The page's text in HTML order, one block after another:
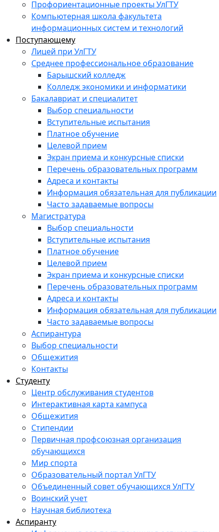
Профориентационные проекты УлГТУ
Компьютерная школа факультета
информационных систем и технологий
Поступающему
Лицей при УлГТУ
Среднее профессиональное образование
Барышский колледж
Колледж экономики и информатики
Бакалавриат и специалитет
Выбор специальности
Вступительные испытания
Платное обучение
Целевой прием
Экран приема и конкурсные списки
Перечень образовательных программ
Адреса и контакты
Информация обязательная для публикации
Часто задаваемые вопросы
Магистратура
Выбор специальности
Вступительные испытания
Платное обучение
Целевой прием
Экран приема и конкурсные списки
Перечень образовательных программ
Адреса и контакты
Информация обязательная для публикации
Часто задаваемые вопросы
Аспирантура
Выбор специальности
Общежития
Контакты
Студенту
Центр обслуживания студентов
Интерактивная карта кампуса
Общежития
Стипендии
Первичная профсоюзная организация
обучающихся
Мир спорта
Образовательный портал УлГТУ
Объединенный совет обучающихся УлГТУ
Воинский учет
Научная библиотека
Аспиранту